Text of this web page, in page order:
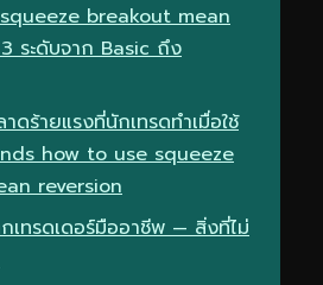
breakout mean
ระดับจาก Basic ถึง
ดร้ายแรงที่นักเทรดทำเมื่อใช้
how to use squeeze
reversion
เทรดเดอร์มืออาชีพ — สิ่งที่ไม่